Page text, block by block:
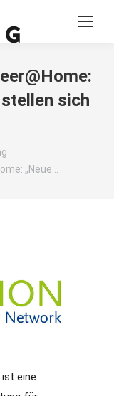
sich
„Neue…
ist eine